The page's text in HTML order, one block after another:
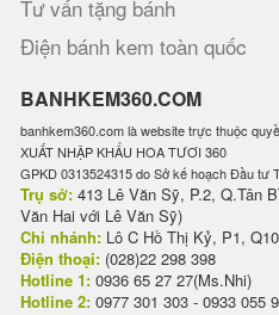
Tư vấn tặng bánh
Điện bánh kem toàn quốc
BANHKEM360.COM
banhkem360.com là website trực thuộc
XUẤT NHẬP KHẨU HOA TƯƠI 360
GPKD 0313524315 do Sở kế hoạch Đầu tư
Trụ sở: 413 Lê Văn Sỹ, P.2, Q.Tân
Văn Hai với Lê Văn Sỹ)
Chi nhánh: Lô C Hồ Thị Kỷ, P1,
Điện thoại: (028)22 298 398
Hotline 1: 0936 65 27 27(Ms.Nhi)
Hotline 2: 0977 301 303 - 0933 055